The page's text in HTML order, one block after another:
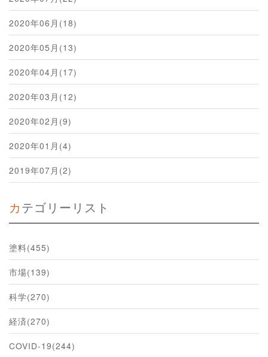
2020年06月(18)
2020年05月(13)
2020年04月(17)
2020年03月(12)
2020年02月(9)
2020年01月(4)
2019年07月(2)
カテゴリーリスト
塗料(455)
市場(139)
科学(270)
経済(270)
COVID-19(244)